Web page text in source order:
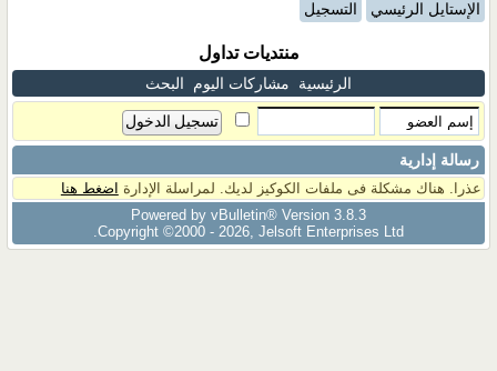
الإستايل الرئيسي التسجيل
منتديات تداول
الرئيسية مشاركات اليوم البحث
رسالة إدارية
عذرا. هناك مشكلة فى ملفات الكوكيز لديك. لمراسلة الإدارة اضغط هنا
Powered by vBulletin® Version 3.8.3
Copyright ©2000 - 2026, Jelsoft Enterprises Ltd.